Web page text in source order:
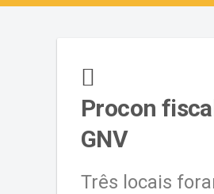
Procon
GNV
Três locais